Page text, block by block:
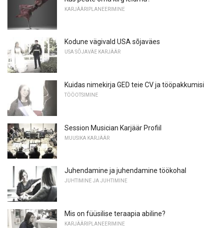
KARJÄÄRIPLANEERIMINE
Kodune vägivald USA sõjaväes
USA SÕJAVÄE KARJÄÄR
Kuidas nimekirja GED teie CV ja tööpakkumisi
TÖÖOTSIMINE
Session Musician Karjäär Profiil
MUUSIKA KARJÄÄR
Juhendamine ja juhendamine töökohal
JUHTIMINE JA JUHTIMINE
Mis on füüsilise teraapia abiline?
KARJÄÄRIPLANEERIMINE